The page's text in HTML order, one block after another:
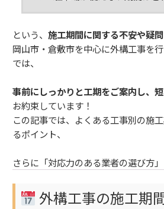
という、 施工期間に関する不安や疑問
岡山市・倉敷市を中心に外構工事を行
では、
事前にしっかりと工期をご案内し、
お約束しています！
この記事では、よくある工事別の施
るポイント、
さらに「対応力のある業者の選び方
外構工事の施工期